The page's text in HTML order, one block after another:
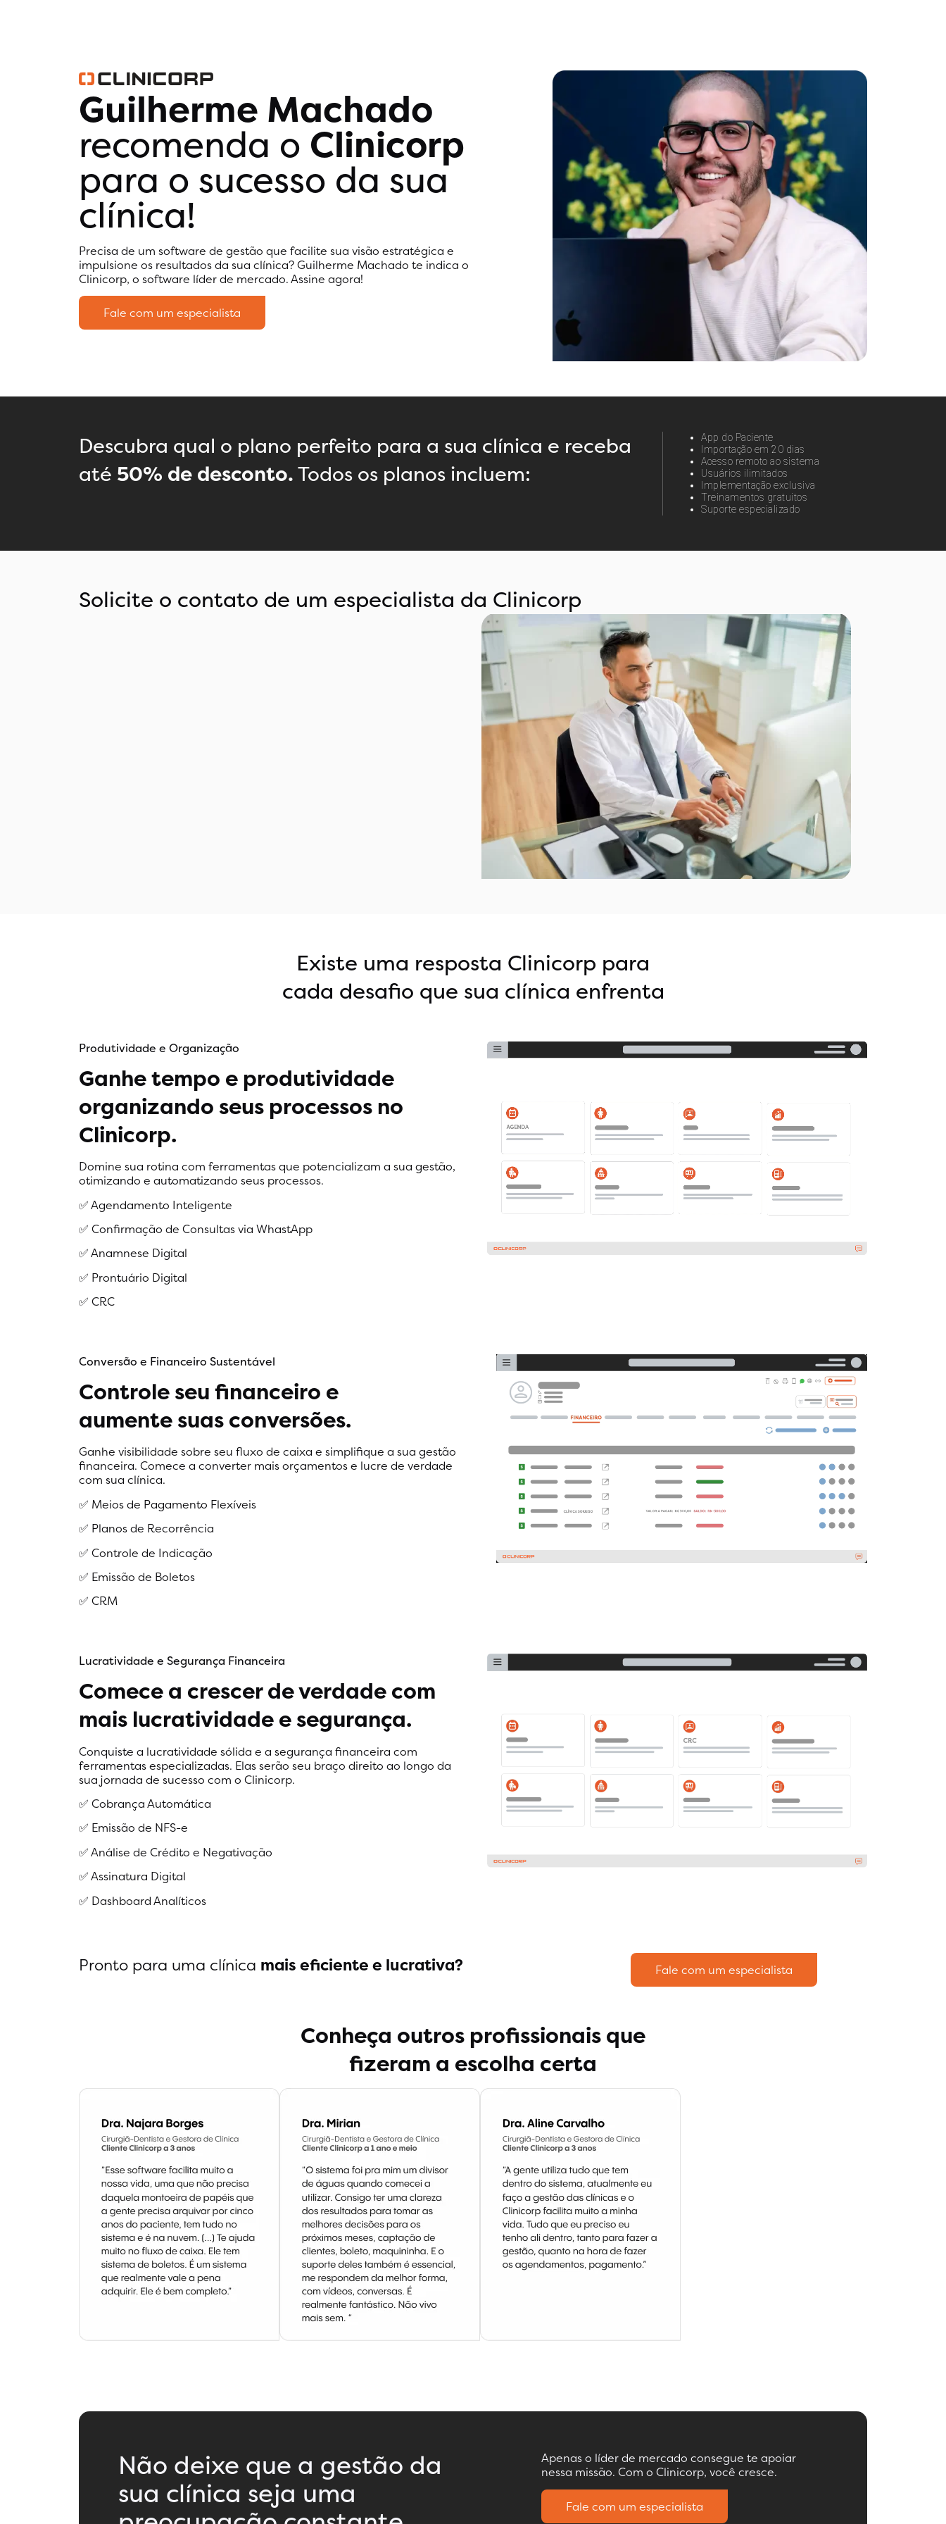
Guilherme Machado
recomenda o Clinicorp
para o sucesso da sua
clínica!
Precisa de um software de gestão que facilite sua visão estratégica e
impulsione os resultados da sua clínica? Guilherme Machado te indica o
Clinicorp, o software líder de mercado. Assine agora!
Fale com um especialista
Descubra qual o plano perfeito para a sua clínica e receba
até 50% de desconto.Todos os planos incluem:
App do Paciente
Importação em 20 dias
Acesso remoto ao sistema
Usuários ilimitados
Implementação exclusiva
Treinamentos gratuitos
Suporte especializado
Solicite o contato de um especialista da Clinicorp
Existe uma resposta Clinicorp para
cada desafio que sua clínica enfrenta
Produtividade e Organização
Ganhe tempo e produtividade
organizando seus processos no
Clinicorp.
Domine sua rotina com ferramentas que potencializam a sua gestão,
otimizando e automatizando seus processos.
✅ Agendamento Inteligente
✅ Confirmação de Consultas via WhastApp
✅ Anamnese Digital
✅ Prontuário Digital
✅ CRC
Conversão e Financeiro Sustentável
Controle seu financeiro e
aumente suas conversões.
Ganhe visibilidade sobre seu fluxo de caixa e simplifique a sua gestão
financeira. Comece a converter mais orçamentos e lucre de verdade
com sua clínica.
✅ Meios de Pagamento Flexíveis
✅ Planos de Recorrência
✅ Controle de Indicação
✅ Emissão de Boletos
✅ CRM
Lucratividade e Segurança Financeira
Comece a crescer de verdade com
mais lucratividade e segurança.
Conquiste a lucratividade sólida e a segurança financeira com
ferramentas especializadas. Elas serão seu braço direito ao longo da
sua jornada de sucesso com o Clinicorp.
✅ Cobrança Automática
✅ Emissão de NFS-e
✅ Análise de Crédito e Negativação
✅ Assinatura Digital
✅ Dashboard Analíticos
Pronto para uma clínica mais eficiente e lucrativa? Fale com um especialista
Conheça outros profissionais que
fizeram a escolha certa
Não deixe que a gestão da
sua clínica seja uma
Apenas o líder de mercado consegue te apoiar
nessa missão. Com o Clinicorp, você cresce.
Fale com um especialista